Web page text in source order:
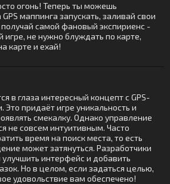
огонь! Теперь ты можешь
маппинга запускать, заливай свои
самой фановый экспириенс -
игре, не нужно блуждать по карте,
карте и ехай!
в глаза интересный концепт с GPS-
Это придаёт игре уникальность и
смекалку. Однако управление
не совсем интуитивным. Часто
время на поиск места, то есть
может затянуться. Разработчики
интерфейс и добавить
Но в целом, если задаться целью,
удовольствие вам обеспечено!